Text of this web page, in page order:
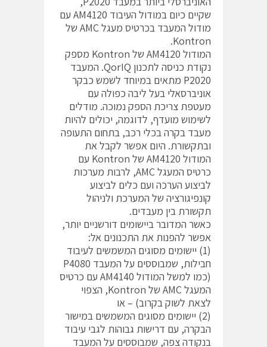
שקיים כיום במודול העיבוד AM4120 עם
מודול המעבד בכרטיס מעגל AMC של
Kontron.
המודול AM4120 של Kontron מספק
נקודת כניסה לתכנון QorIQ. המעבד
P2020 מתאים במיוחד לשמש כבקר
אוניברסאלי בעל ליבה כפולה עם
מעטפת צריכת הספק נמוכה. מודלים
לשימוש מועדף, לדוגמה, יכולים להיות
מעבד בקרה בכלי רכב, בתחום התעופה
ובתקשורת. היום אפשר לקבל את
המודול AM4120 של Kontron עם
כרטיס המעגל AMC, לרבות מערכות
לביצוע הערכה ועם כלים לביצוע
קונפיגורציה של המערכת ולניהול
תקשורת בין מעבדים.
כאשר המדובר ביישומים דורשניים יותר,
אפשר להפנות את התכנונים אל:
(1) יישומים מסוגים המשמשים לעיבוד
חבילות, שמבוססים על המעבד P4080
(כמו למשל המודול AM4140 עם כרטיס
המעגל AMC של Kontron, הצפוי
לצאת לשוק בקרוב) – או
(2) יישומים מסוגים המשמשים במישור
הבקרה, עם דרישות גבוהות לגבי עיבוד
בנקודה צפה, שמבוססים על המעבד